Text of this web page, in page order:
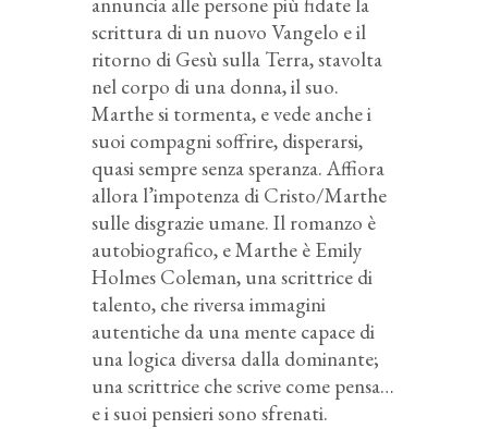
scrittura di un nuovo Vangelo e il
ritorno di Gesù sulla Terra, stavolta
nel corpo di una donna, il suo.
Marthe si tormenta, e vede anche i
suoi compagni soffrire, disperarsi,
quasi sempre senza speranza. Affiora
allora l’impotenza di Cristo/Marthe
sulle disgrazie umane. Il romanzo è
autobiografico, e Marthe è Emily
Holmes Coleman, una scrittrice di
talento, che riversa immagini
autentiche da una mente capace di
una logica diversa dalla dominante;
una scrittrice che scrive come pensa…
e i suoi pensieri sono sfrenati.